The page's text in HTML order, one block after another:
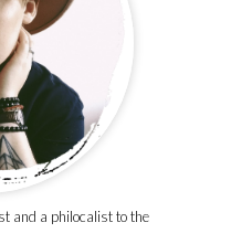
and a philocalist to the